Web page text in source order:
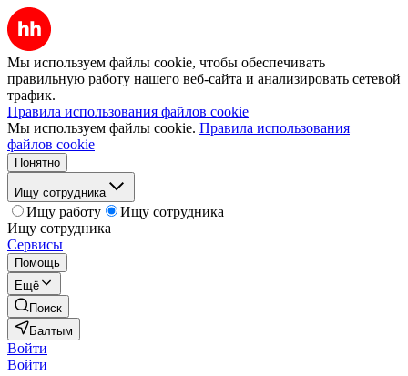
Мы используем файлы cookie, чтобы обеспечивать
правильную работу нашего веб-сайта и анализировать сетевой
трафик.
Правила использования файлов cookie
Мы используем файлы cookie. Правила использования
файлов cookie
Понятно
Ищу сотрудника
Ищу работу
Ищу сотрудника
Ищу сотрудника
Сервисы
Помощь
Ещё
Поиск
Балтым
Войти
Войти